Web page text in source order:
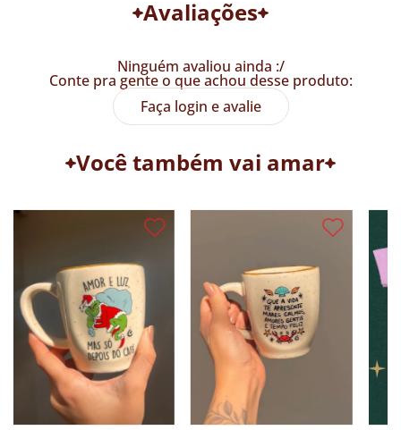
Avaliações
Ninguém avaliou ainda :/
Conte pra gente o que achou desse produto:
Faça login e avalie
Você também vai amar